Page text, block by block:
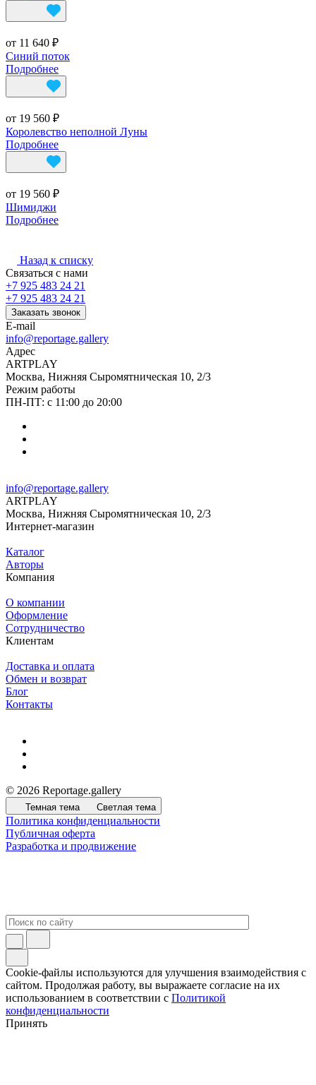
от 11 640 ₽
Синий поток
Подробнее
от 19 560 ₽
Королевство неполной Луны
Подробнее
от 19 560 ₽
Шимиджи
Подробнее
Назад к списку
Связаться с нами
+7 925 483 24 21
+7 925 483 24 21
Заказать звонок
E-mail
info@reportage.gallery
Адрес
ARTPLAY
Москва, Нижняя Сыромятническая 10, 2/3
Режим работы
ПН-ПТ: с 11:00 до 20:00
info@reportage.gallery
ARTPLAY
Москва, Нижняя Сыромятническая 10, 2/3
Интернет-магазин
Каталог
Авторы
Компания
О компании
Оформление
Сотрудничество
Клиентам
Доставка и оплата
Обмен и возврат
Блог
Контакты
© 2026 Reportage.gallery
Темная тема Светлая тема
Политика конфиденциальности
Публичная оферта
Разработка и продвижение
Cookie-файлы используются для улучшения взаимодействия с
сайтом. Продолжая работу, вы выражаете согласие на их
использованием в соответствии с Политикой
конфиденциальности
Принять